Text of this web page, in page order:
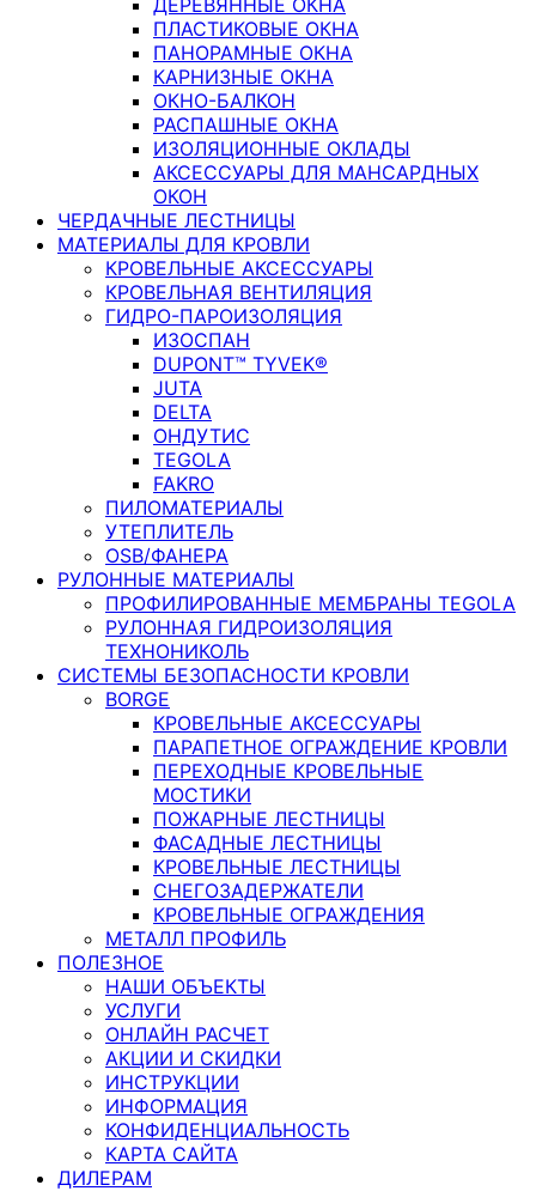
ПЛАСТИКОВЫЕ ОКНА
ПАНОРАМНЫЕ ОКНА
КАРНИЗНЫЕ ОКНА
ОКНО-БАЛКОН
РАСПАШНЫЕ ОКНА
ИЗОЛЯЦИОННЫЕ ОКЛАДЫ
АКСЕССУАРЫ ДЛЯ МАНСАРДНЫХ
ОКОН
ЧЕРДАЧНЫЕ ЛЕСТНИЦЫ
МАТЕРИАЛЫ ДЛЯ КРОВЛИ
КРОВЕЛЬНЫЕ АКСЕССУАРЫ
КРОВЕЛЬНАЯ ВЕНТИЛЯЦИЯ
ГИДРО-ПАРОИЗОЛЯЦИЯ
ИЗОСПАН
DUPONT™ TYVEK®
JUTA
DELTA
ОНДУТИС
TEGOLA
FAKRO
ПИЛОМАТЕРИАЛЫ
УТЕПЛИТЕЛЬ
OSB/ФАНЕРА
РУЛОННЫЕ МАТЕРИАЛЫ
ПРОФИЛИРОВАННЫЕ МЕМБРАНЫ TEGOLA
РУЛОННАЯ ГИДРОИЗОЛЯЦИЯ
ТЕХНОНИКОЛЬ
СИСТЕМЫ БЕЗОПАСНОСТИ КРОВЛИ
BORGE
КРОВЕЛЬНЫЕ АКСЕССУАРЫ
ПАРАПЕТНОЕ ОГРАЖДЕНИЕ КРОВЛИ
ПЕРЕХОДНЫЕ КРОВЕЛЬНЫЕ
МОСТИКИ
ПОЖАРНЫЕ ЛЕСТНИЦЫ
ФАСАДНЫЕ ЛЕСТНИЦЫ
КРОВЕЛЬНЫЕ ЛЕСТНИЦЫ
СНЕГОЗАДЕРЖАТЕЛИ
КРОВЕЛЬНЫЕ ОГРАЖДЕНИЯ
МЕТАЛЛ ПРОФИЛЬ
ПОЛЕЗНОЕ
НАШИ ОБЪЕКТЫ
УСЛУГИ
ОНЛАЙН РАСЧЕТ
АКЦИИ И СКИДКИ
ИНСТРУКЦИИ
ИНФОРМАЦИЯ
КОНФИДЕНЦИАЛЬНОСТЬ
КАРТА САЙТА
ДИЛЕРАМ